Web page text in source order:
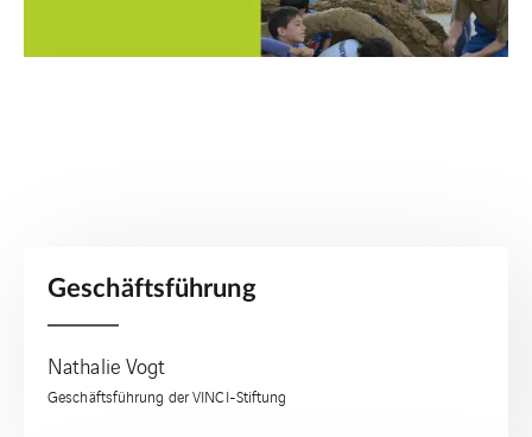
Geschäftsführung
Nathalie Vogt
Geschäftsführung der VINCI-Stiftung